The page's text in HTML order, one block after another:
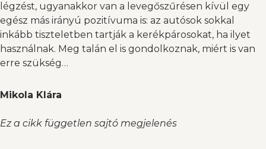
légzést, ugyanakkor van a levegőszűrésen kívül egy
egész más irányú pozitívuma is: az autósok sokkal
inkább tiszteletben tartják a kerékpárosokat, ha ilyet
használnak. Meg talán el is gondolkoznak, miért is van
erre szükség…
Mikola Klára
Ez a cikk független sajtó megjelenés